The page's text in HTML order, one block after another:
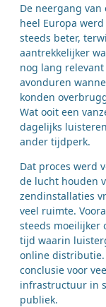
De neergang
heel Europa
steeds beter,
aantrekkelijker
nog lang
avonduren
konden
Wat ooit een
dagelijks
ander tijdperk.
Dat proces werd
de lucht houden
zendinstallaties
veel ruimte.
steeds moeilijker
tijd waarin
online distributie.
conclusie voor
infrastructuur in
publiek.